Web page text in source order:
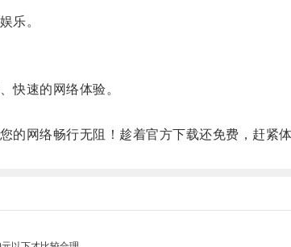
乐。
速的网络体验。
网络畅行无阻！趁着官方下载还免费，赶紧体